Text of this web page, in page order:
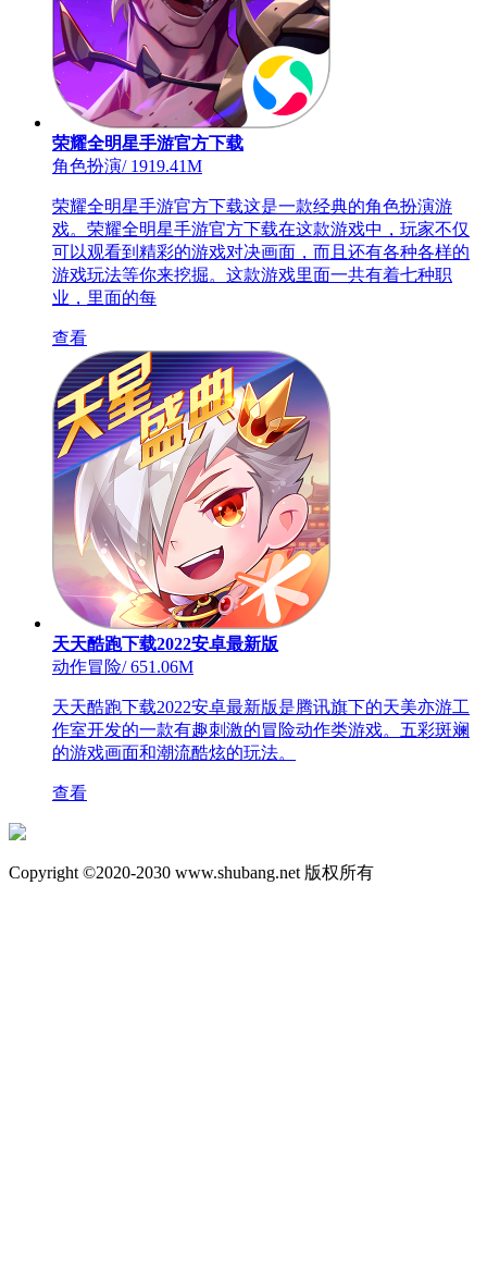
荣耀全明星手游官方下载
角色扮演/1919.41M
荣耀全明星手游官方下载这是一款经典的角色扮演游
戏。荣耀全明星手游官方下载在这款游戏中，玩家不仅
可以观看到精彩的游戏对决画面，而且还有各种各样的
游戏玩法等你来挖掘。这款游戏里面一共有着七种职
业，里面的每
查看
天天酷跑下载2022安卓最新版
动作冒险/651.06M
天天酷跑下载2022安卓最新版是腾讯旗下的天美亦游工
作室开发的一款有趣刺激的冒险动作类游戏。五彩斑斓
的游戏画面和潮流酷炫的玩法。
查看
Copyright ©2020-2030 www.shubang.net 版权所有